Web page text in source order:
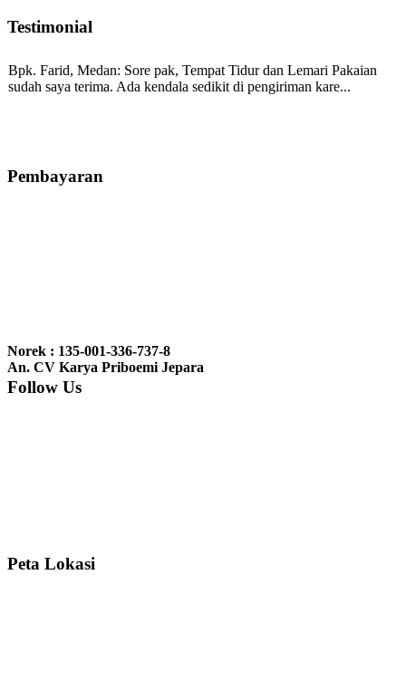
Testimonial
Bpk. Farid, Medan: Sore pak, Tempat Tidur dan Lemari Pakaian
sudah saya terima. Ada kendala sedikit di pengiriman kare...
bale2 dan kursi teras saya sudah saya terima dan p...
nyesel deh beli geby...
Pembayaran
Norek : 135-001-336-737-8
An. CV Karya Priboemi Jepara
Follow Us
Peta Lokasi